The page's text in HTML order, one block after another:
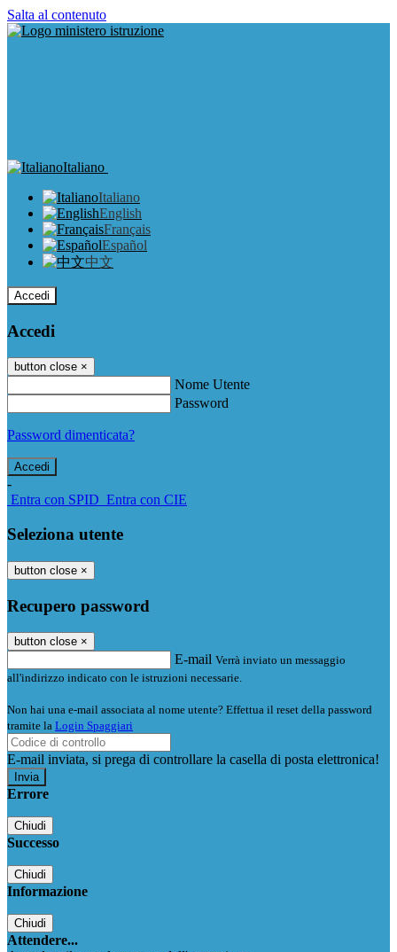
Salta al contenuto
Italiano
Italiano
English
Français
Español
中文
Accedi
Accedi
button close ×
Nome Utente
Password
Password dimenticata?
-
Entra con SPID Entra con CIE
Seleziona utente
button close ×
Recupero password
button close ×
E-mail Verrà inviato un messaggio
all'indirizzo indicato con le istruzioni necessarie.
Non hai una e-mail associata al nome utente? Effettua il reset della password
tramite la Login Spaggiari
E-mail inviata, si prega di controllare la casella di posta elettronica!
Errore
Chiudi
Successo
Chiudi
Informazione
Chiudi
Attendere...